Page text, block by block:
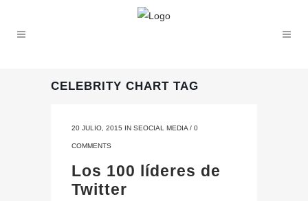
CELEBRITY CHART TAG
20 JULIO, 2015 IN SEOCIAL MEDIA / 0
COMMENTS
Los 100 líderes de
Twitter